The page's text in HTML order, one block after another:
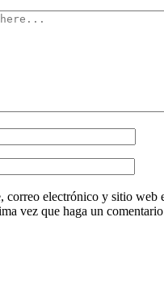
correo electrónico y sitio web
vez que haga un